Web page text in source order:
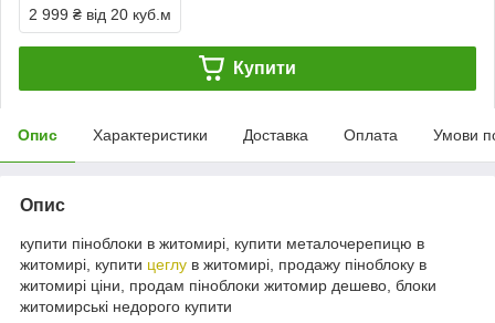
2 999 ₴ від 20 куб.м
Купити
Опис Характеристики Доставка Оплата Умови
Опис
купити піноблоки в житомирі, купити металочерепицю в
житомирі, купити цеглу в житомирі, продажу піноблоку в
житомирі ціни, продам піноблоки житомир дешево, блоки
житомирські недорого купити